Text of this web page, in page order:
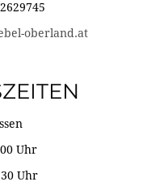
oberland.at
Uhr
Uhr